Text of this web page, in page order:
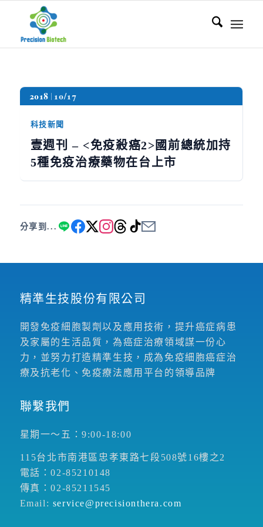
2018 10/17
科技新聞
壹週刊 – <免疫殺癌2>國前總統加持
5種免疫治療藥物在台上市
分享到...
精準生技股份有限公司
開發免疫細胞製劑以及應用技術，提升癌症病患
及家屬的生活品質，為癌症治療領域謀一份心
力，並努力打造精準生技，成為免疫細胞癌症治
療及抗老化、免疫療法應用平台的領導品牌
聯繫我們
星期一～五：9:00-18:00
115台北市南港區忠孝東路七段508號16樓之2
電話：02-85210148
傳真：02-85211545
Email: service@precisionthera.com